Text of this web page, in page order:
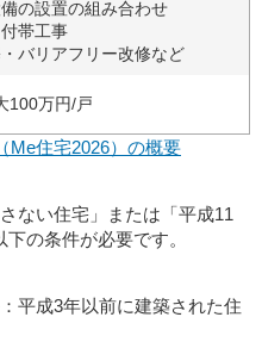
の設置の組み合わせ
付帯工事
バリアフリー改修など
100万円/戸
Me住宅2026）の概要
ない住宅」または「平成11
の条件が必要です。
平成3年以前に建築された住